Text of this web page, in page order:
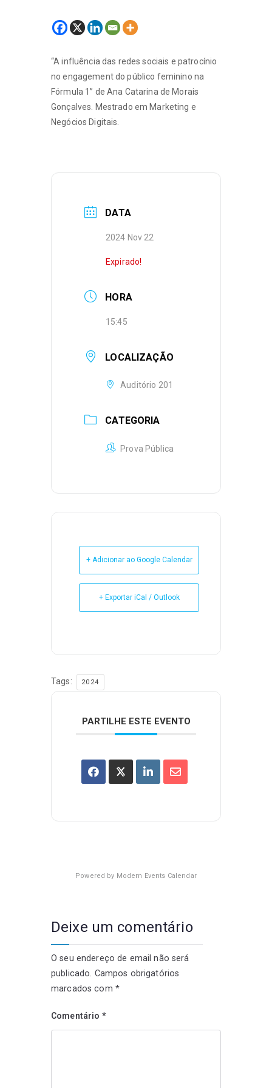
“A influência das redes sociais e patrocínio
no engagement do público feminino na
Fórmula 1” de Ana Catarina de Morais
Gonçalves. Mestrado em Marketing e
Negócios Digitais.
DATA
2024 Nov 22
Expirado!
HORA
15:45
LOCALIZAÇÃO
Auditório 201
CATEGORIA
Prova Pública
+ Adicionar ao Google Calendar
+ Exportar iCal / Outlook
Tags: 2024
PARTILHE ESTE EVENTO
Powered by Modern Events Calendar
Deixe um comentário
O seu endereço de email não será
publicado. Campos obrigatórios
marcados com *
Comentário *